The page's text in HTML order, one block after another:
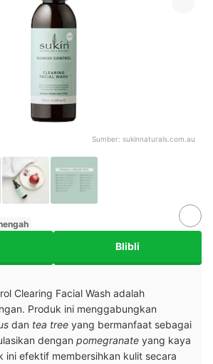
Sumber: sukinnaturals.com.au
Blibli
Clearing Facial Wash adalah
Produk ini menggabungkan
dan tea tree yang bermanfaat sebagai
dengan pomegranate yang kaya
ini efektif membersihkan kulit secara